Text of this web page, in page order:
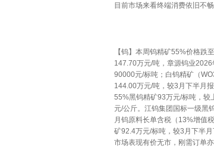
目前市场来看终端消费依旧不
【钨】本周钨精矿55%价格
147.70万元/吨，章源钨业
90000元/标吨；白钨精矿（
144.00万元/吨，较3月下半月
55%黑钨精矿93万元/标吨，较
元/公斤。江钨集团国标一级黑
月钨原料长单含税（13%增值
矿92.4万元/标吨，较3月下半
市场表现有价无市，刚需订单